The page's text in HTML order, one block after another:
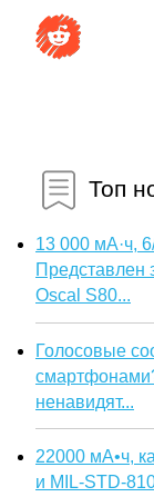
Топ
13 000 мА·ч,
Oscal S80...
Голосовые
ненавидят...
22000 мА•ч,
и MIL-STD-